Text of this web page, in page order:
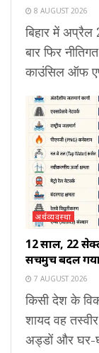
8 AUGUST 2026
बिहार में
बार फिर
काउंसिल ऑफ
अर्थव्यवस्था
12 साल, 22
सचमुच बदल
7 AUGUST 2026
किसी देश के
शायद वह
अड्डों और घर-